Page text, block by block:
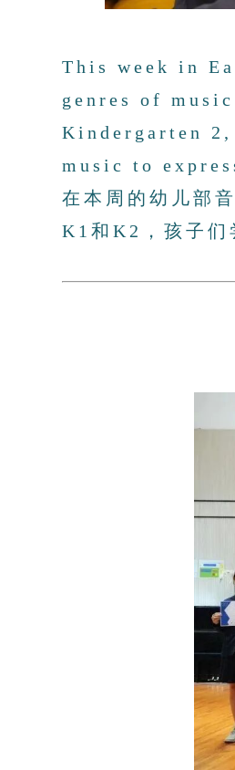
This week in
genres of
Kindergarten
music to
在本周的幼儿部
K1和K2，孩子们